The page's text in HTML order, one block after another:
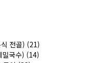
전골) (21)
밀국수) (14)